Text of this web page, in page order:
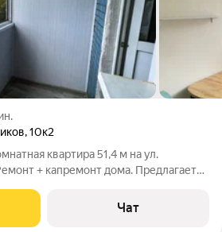
,10к2
квартира 51,4 м на ул.
+ капремонт дома. Предлагается
Без посредников и комиссий.
Чат